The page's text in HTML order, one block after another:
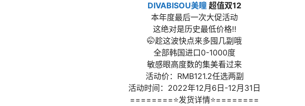
DIVABISOU美瞳 超值双12
本年度最后一次大促活动
这绝对是历史最低价格‼️
🤭趁这波快点来多囤几副哦
全部韩国进口0-1000度
敏感眼高度数的集美看过来
活动价：RMB121.2任选两副
活动时间：2022年12月6日-12月31日
========⭐发货详情⭐========